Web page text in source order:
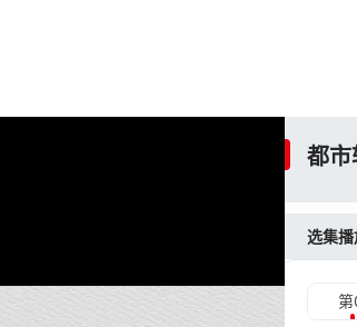
都市
选集播